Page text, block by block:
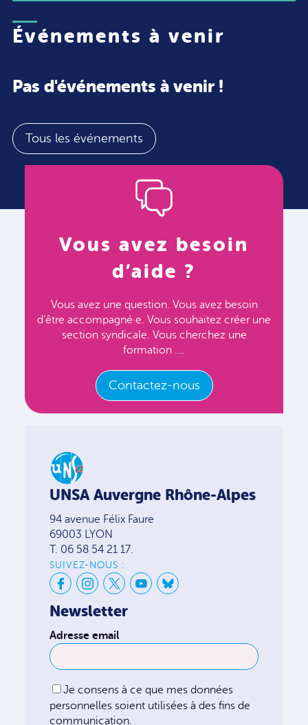
Événements à venir
Pas d'événements à venir !
Tous les événements
Vous avez besoin
d’aide ?
Vous avez une question. Vous avez besoin
d’être accompagné·e. Vous souhaitez créer une
section syndicale. Vous cherchez une
formation ….
Contactez-nous
UNSA Auvergne Rhône-Alpes
94 avenue Félix Faure
69003 LYON
T. 06 58 54 21 17.
SUIVEZ-NOUS :
Newsletter
Adresse email
Je consens à ce que mes données
personnelles soient utilisées à des fins de
communication.